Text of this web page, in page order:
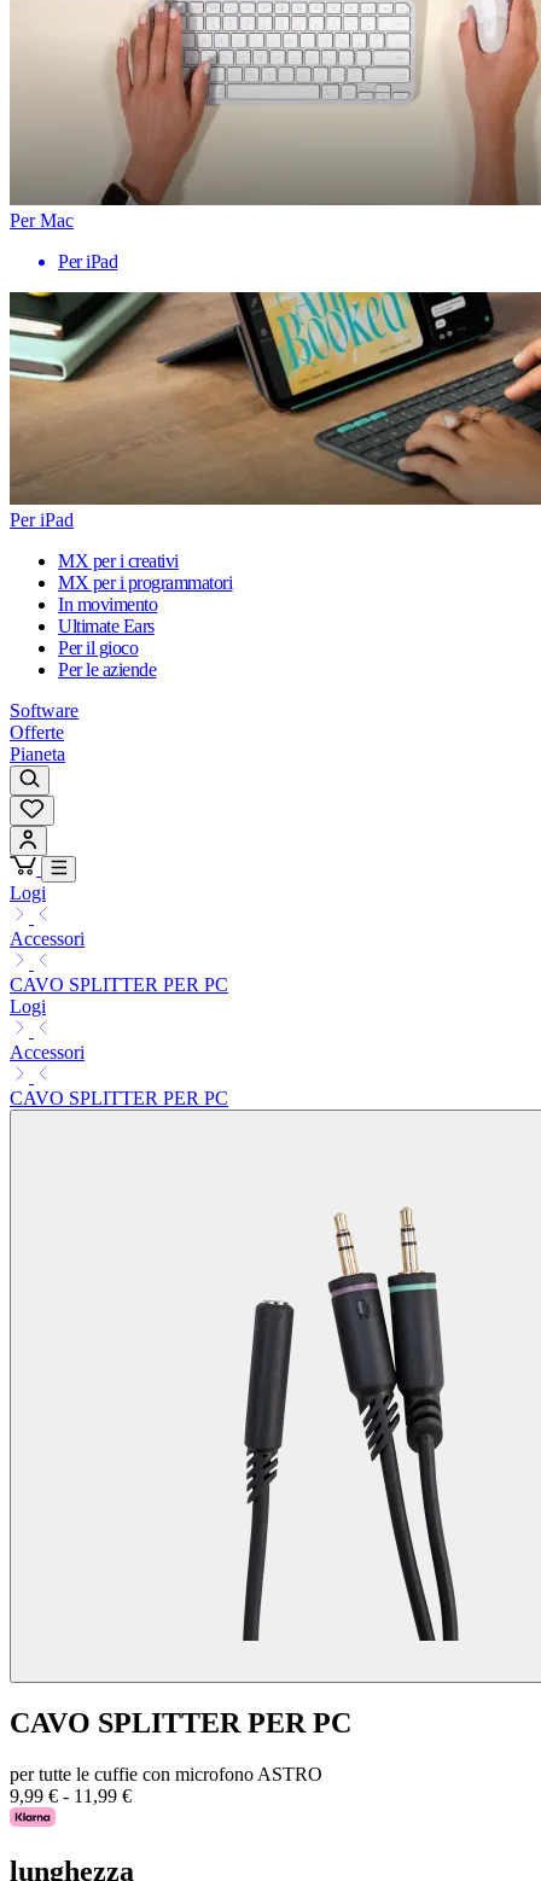
Per Mac
Per iPad
Per iPad
MX per i creativi
MX per i programmatori
In movimento
Ultimate Ears
Per il gioco
Per le aziende
Software
Offerte
Pianeta
Logi
Accessori
CAVO SPLITTER PER PC
Logi
Accessori
CAVO SPLITTER PER PC
CAVO SPLITTER PER PC
per tutte le cuffie con microfono ASTRO
9,99 € - 11,99 €
lunghezza